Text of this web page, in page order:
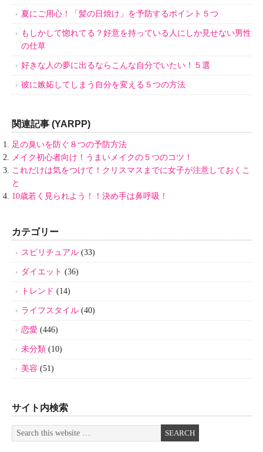
夏にご用心！「髪の日焼け」を予防するポイント５つ
もしかして惚れてる？好意を持っている人にしか見せない男性
の仕草
好きな人の夢に出るならこんな自分でいたい！５選
彼に嫉妬してしまう自分を変える５つの方法
関連記事 (YARPP)
足の臭いを防ぐ８つの予防方法
メイク初心者向け！うまいメイクの５つのコツ！
これだけは気をつけて！クリスマスまでに女子が注意しておくこ
と
10歳若く見られよう！！決め手は鼻呼吸！
カテゴリー
スピリチュアル (33)
ダイエット (36)
トレンド (14)
ライフスタイル (40)
恋愛 (446)
未分類 (10)
美容 (51)
サイト内検索